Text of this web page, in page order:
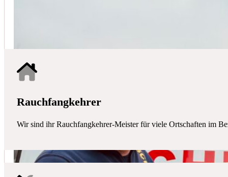
Rauchfangkehrer
Wir sind ihr Rauchfangkehrer-Meister für viele Ortschaften im